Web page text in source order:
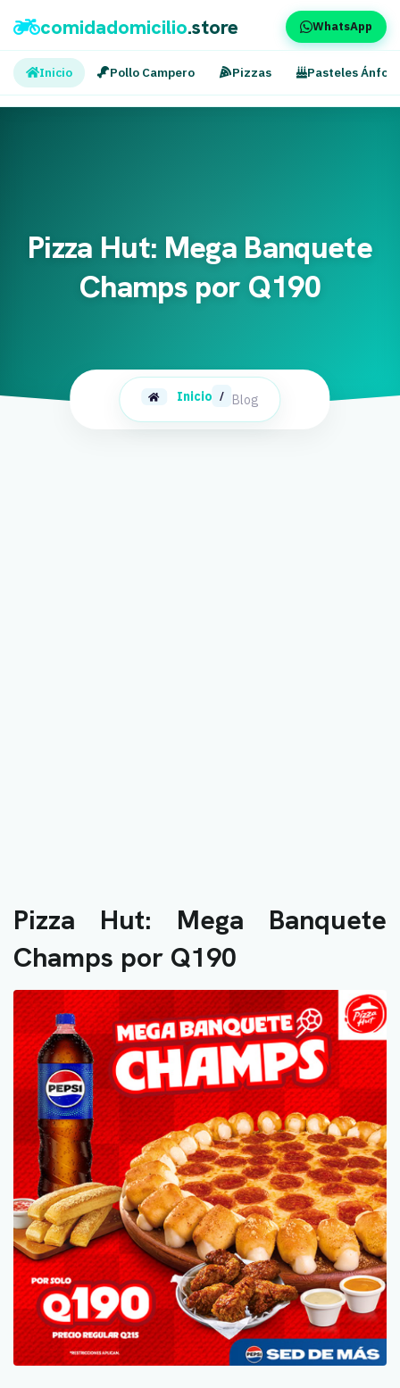
comidadomicilio.store WhatsApp
Inicio Pollo Campero Pizzas Pasteles Ánfora
Pizza Hut: Mega Banquete
Champs por Q190
Inicio / Blog
Pizza Hut: Mega Banquete
Champs por Q190